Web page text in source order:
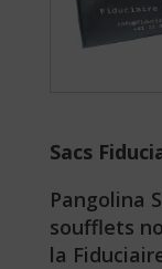
Sacs
Pangolina
soufflets
la